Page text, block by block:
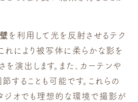
を利用して光を反射させるテク
れにより被写体に柔らかな影を
を演出します。また、カーテンや
することも可能です。これらの
ジオでも理想的な環境で撮影が